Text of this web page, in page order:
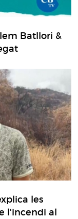
Batllori &
les
l'incendi al